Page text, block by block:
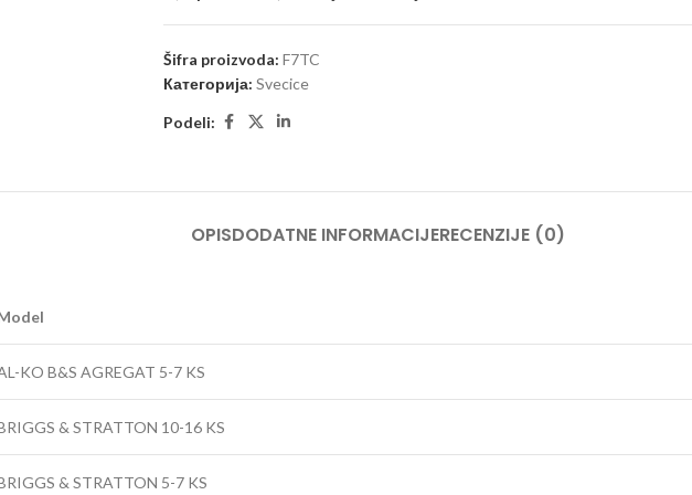
Šifra proizvoda:F7TC
Категорија: Svecice
Podeli:
OPISDODATNE INFORMACIJERECENZIJE (0)
KO B&S AGREGAT 5-7 KS
& STRATTON 10-16 KS
& STRATTON 5-7 KS